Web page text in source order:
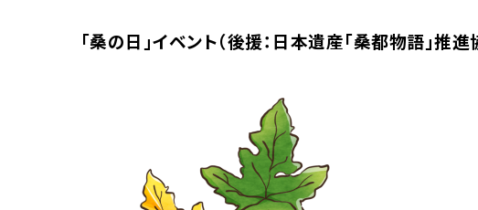
「桑の日」イベント（後援：日本遺産「桑都物語」推進